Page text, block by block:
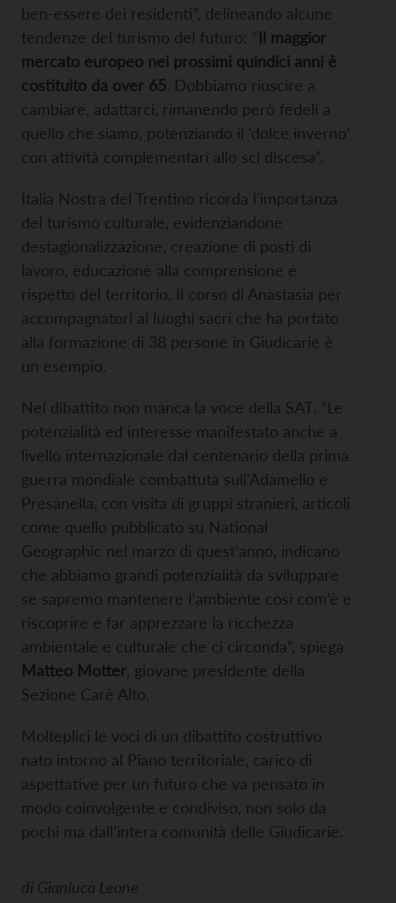
ben-essere dei residenti”, delineando alcune
tendenze del turismo del futuro: “Il maggior
mercato europeo nei prossimi quindici anni è
costituito da over 65. Dobbiamo riuscire a
cambiare, adattarci, rimanendo però fedeli a
quello che siamo, potenziando il ‘dolce inverno’
con attività complementari allo sci discesa”.
Italia Nostra del Trentino ricorda l’importanza
del turismo culturale, evidenziandone
destagionalizzazione, creazione di posti di
lavoro, educazione alla comprensione e
rispetto del territorio. Il corso di Anastasia per
accompagnatori ai luoghi sacri che ha portato
alla formazione di 38 persone in Giudicarie è
un esempio.
Nel dibattito non manca la voce della SAT. “Le
potenzialità ed interesse manifestato anche a
livello internazionale dal centenario della prima
guerra mondiale combattuta sull’Adamello e
Presanella, con visita di gruppi stranieri, articoli
come quello pubblicato su National
Geographic nel marzo di quest’anno, indicano
che abbiamo grandi potenzialità da sviluppare
se sapremo mantenere l’ambiente così com’è e
riscoprire e far apprezzare la ricchezza
ambientale e culturale che ci circonda”, spiega
Matteo Motter , giovane presidente della
Sezione Carè Alto.
Molteplici le voci di un dibattito costruttivo
nato intorno al Piano territoriale, carico di
aspettative per un futuro che va pensato in
modo coinvolgente e condiviso, non solo da
pochi ma dall’intera comunità delle Giudicarie.
di Gianluca Leone